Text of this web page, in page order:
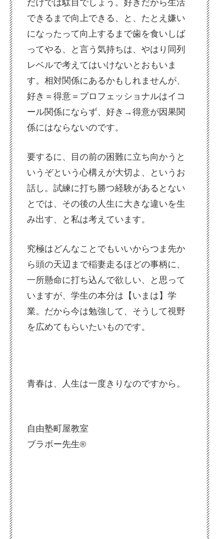
だけでは駄目でしょう。好きだから生活
できるまで向上できる、と、たとえ嫌い
になったって向上するまで歯を食いしば
ってやる、と言う気持ちは、やはり同列
レベルで考えてはいけないとおもいま
す。相対関係にあるかもしれませんが、
好き＝得意＝プロフェッショナルはイコ
ール関係にならず、好き→得意が因果関
係にはならないのです。
要するに、目の前の困難に立ち向かうと
いうぞという心構えが大切よ、というお
話し。試練に打ち勝つ経験があるとない
とでは、その後の人生に大きな違いを生
み出す、と私は考えています。
究極はどんなことでもいいからつま先か
ら頭の天辺まで稲妻走るほどの事柄に、
一所懸命に打ち込んで欲しい、と思って
いますが、学生の本分は【いまは】学
業。だから今は勉強して、そうして視野
を広めてもらいたいものです。
青春は、人生は一度きりなのですから。
自由塾町屋教室
ブラボー先生®